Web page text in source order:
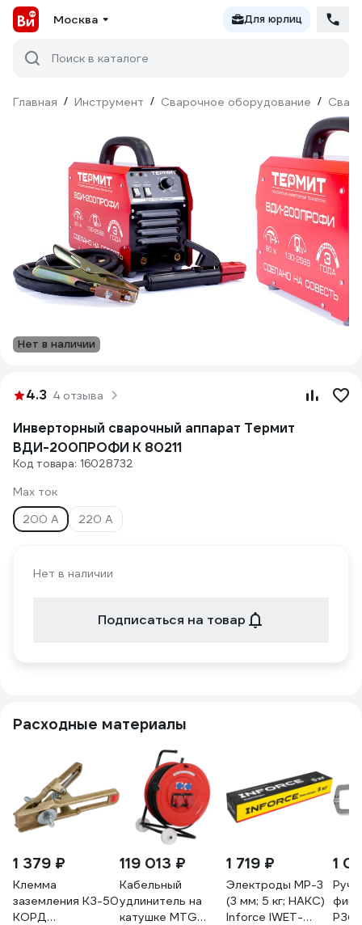
Москва Для юрлиц
Поиск в каталоге
Главная / Инструмент / Сварочное оборудование /
Нет в наличии
4.3 4 отзыва
Инверторный сварочный аппарат Термит
ВДИ-200ПРОФИ К 80211
Код товара: 16028732
Max ток
200 А
220 А
Нет в наличии
Подписаться на товар
Расходные материалы
1 379 ₽
Клемма
заземления КЗ-50
КОРД
119 013 ₽
Кабельный
удлинитель на
катушке MTG
1 719 ₽
Электроды МР-3
(3 мм; 5 кг; НАКС)
Inforce IWET-
1
РЗФ-